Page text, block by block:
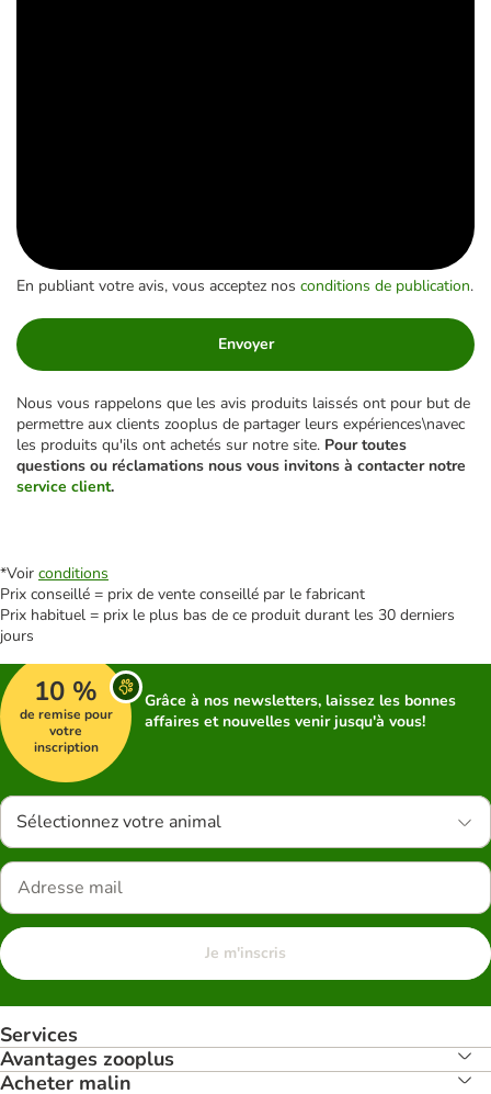
En publiant votre avis, vous acceptez nos conditions de publication.
Envoyer
Nous vous rappelons que les avis produits laissés ont pour but de
permettre aux clients zooplus de partager leurs expériences\navec
les produits qu'ils ont achetés sur notre site. Pour toutes
questions ou réclamations nous vous invitons à contacter notre
service client.
*Voir conditions
Prix conseillé = prix de vente conseillé par le fabricant
Prix habituel = prix le plus bas de ce produit durant les 30 derniers
jours
10 %
de remise pour
votre
inscription
Grâce à nos newsletters, laissez les bonnes
affaires et nouvelles venir jusqu'à vous!
Sélectionnez votre animal
Je m'inscris
Services
Avantages zooplus
Acheter malin